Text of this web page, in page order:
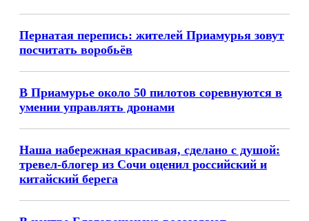
Пернатая перепись: жителей Приамурья зовут
посчитать воробьёв
В Приамурье около 50 пилотов соревнуются в
умении управлять дронами
Наша набережная красивая, сделано с душой:
тревел-блогер из Сочи оценил российский и
китайский берега